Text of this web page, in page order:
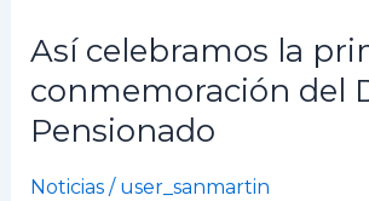
Así celebramos la
conmemoración del
Pensionado
Noticias/ user_sanmartin
Así
la
primera
conmemoración